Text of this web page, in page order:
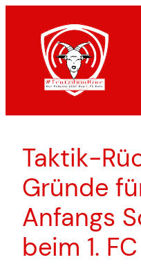
springen
Taktik-
Gründe
Anfangs
beim 1.